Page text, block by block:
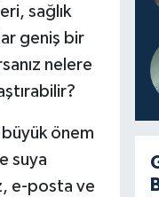
sağlık
geniş bir
nelere
büyük önem
suya
e-posta ve